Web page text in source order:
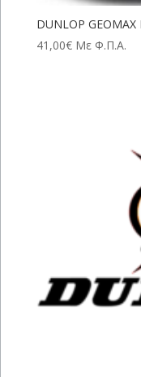
DUNLOP
41,00€ Με Φ.Π.Α.